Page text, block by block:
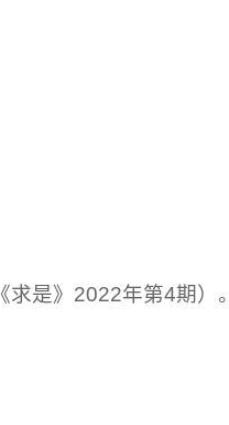
是》2022年第4期）。